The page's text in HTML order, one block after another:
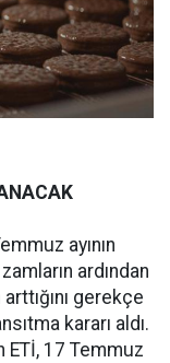
ayının
ardından
gerekçe
kararı aldı.
17 Temmuz